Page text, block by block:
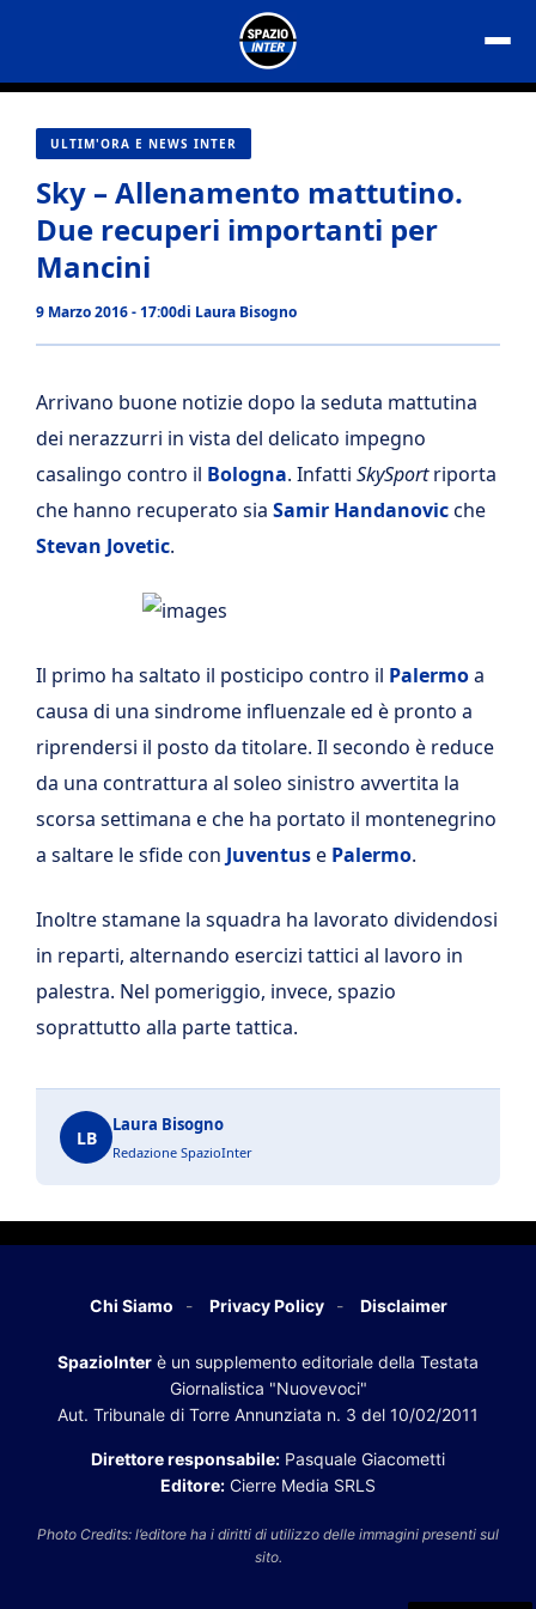
contenuto
ULTIM'ORA E NEWS INTER
Sky – Allenamento mattutino.
Due recuperi importanti per
Mancini
9 Marzo 2016 - 17:00di Laura Bisogno
Arrivano buone notiziedopo la seduta mattutina
dei nerazzurri in vista del delicato impegno
casalingo contro il Bologna. Infatti SkySportriporta
che hanno recuperato sia Samir Handanovicche
Stevan Jovetic.
Il primo ha saltato il posticipo contro il Palermoa
causa di una sindrome influenzale ed è pronto a
riprendersi il posto da titolare. Il secondo è reduce
da una contrattura al soleo sinistro avvertita la
scorsa settimana e che ha portato il montenegrino
a saltare le sfide con Juventuse Palermo.
Inoltre stamane la squadra ha lavorato dividendosi
in reparti, alternando esercizi tattici al lavoro in
palestra. Nel pomeriggio, invece, spazio
soprattutto alla parte tattica.
LB
Laura Bisogno
Redazione SpazioInter
Chi Siamo Privacy Policy Disclaimer
SpazioInter è un supplemento editoriale della Testata
Giornalistica "Nuovevoci"
Aut. Tribunale di Torre Annunziata n. 3 del 10/02/2011
Direttore responsabile: Pasquale Giacometti
Editore: Cierre Media SRLS
Photo Credits: l’editore ha i diritti di utilizzo delle immagini presenti sul
sito.